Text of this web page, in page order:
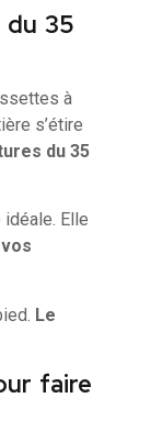
du 35
à
s’étire
du 35
Elle
Le
faire